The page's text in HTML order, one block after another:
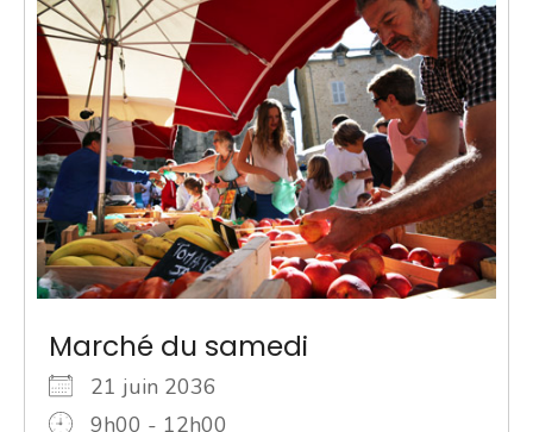
Marché du samedi
21 juin 2036
9h00 - 12h00